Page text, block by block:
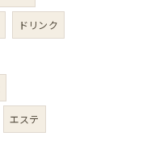
ドリンク
エステ